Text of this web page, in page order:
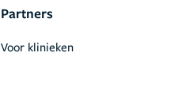
Partners
Voor klinieken